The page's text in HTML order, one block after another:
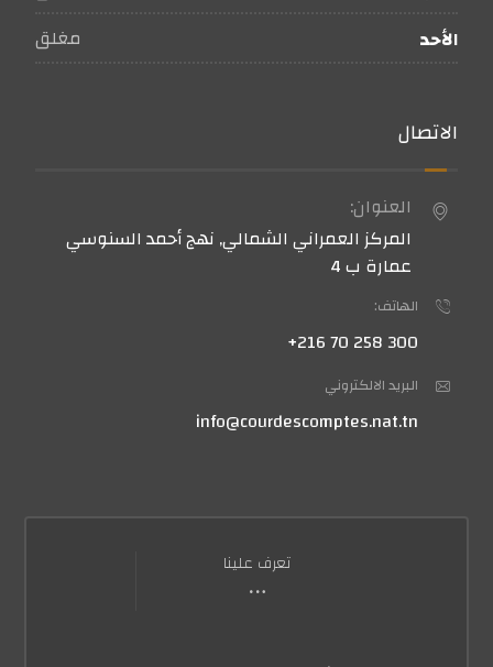
الأحد
مغلق
الاتصال
العنوان:
المركز العمراني الشمالي, نهج أحمد السنوسي
عمارة ب 4
الهاتف:
300 258 70 216+
البريد الالكتروني
info@courdescomptes.nat.tn
تعرف علينا